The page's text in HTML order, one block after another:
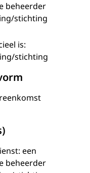
beheerder
stichting
is:
stichting
een
beheerder